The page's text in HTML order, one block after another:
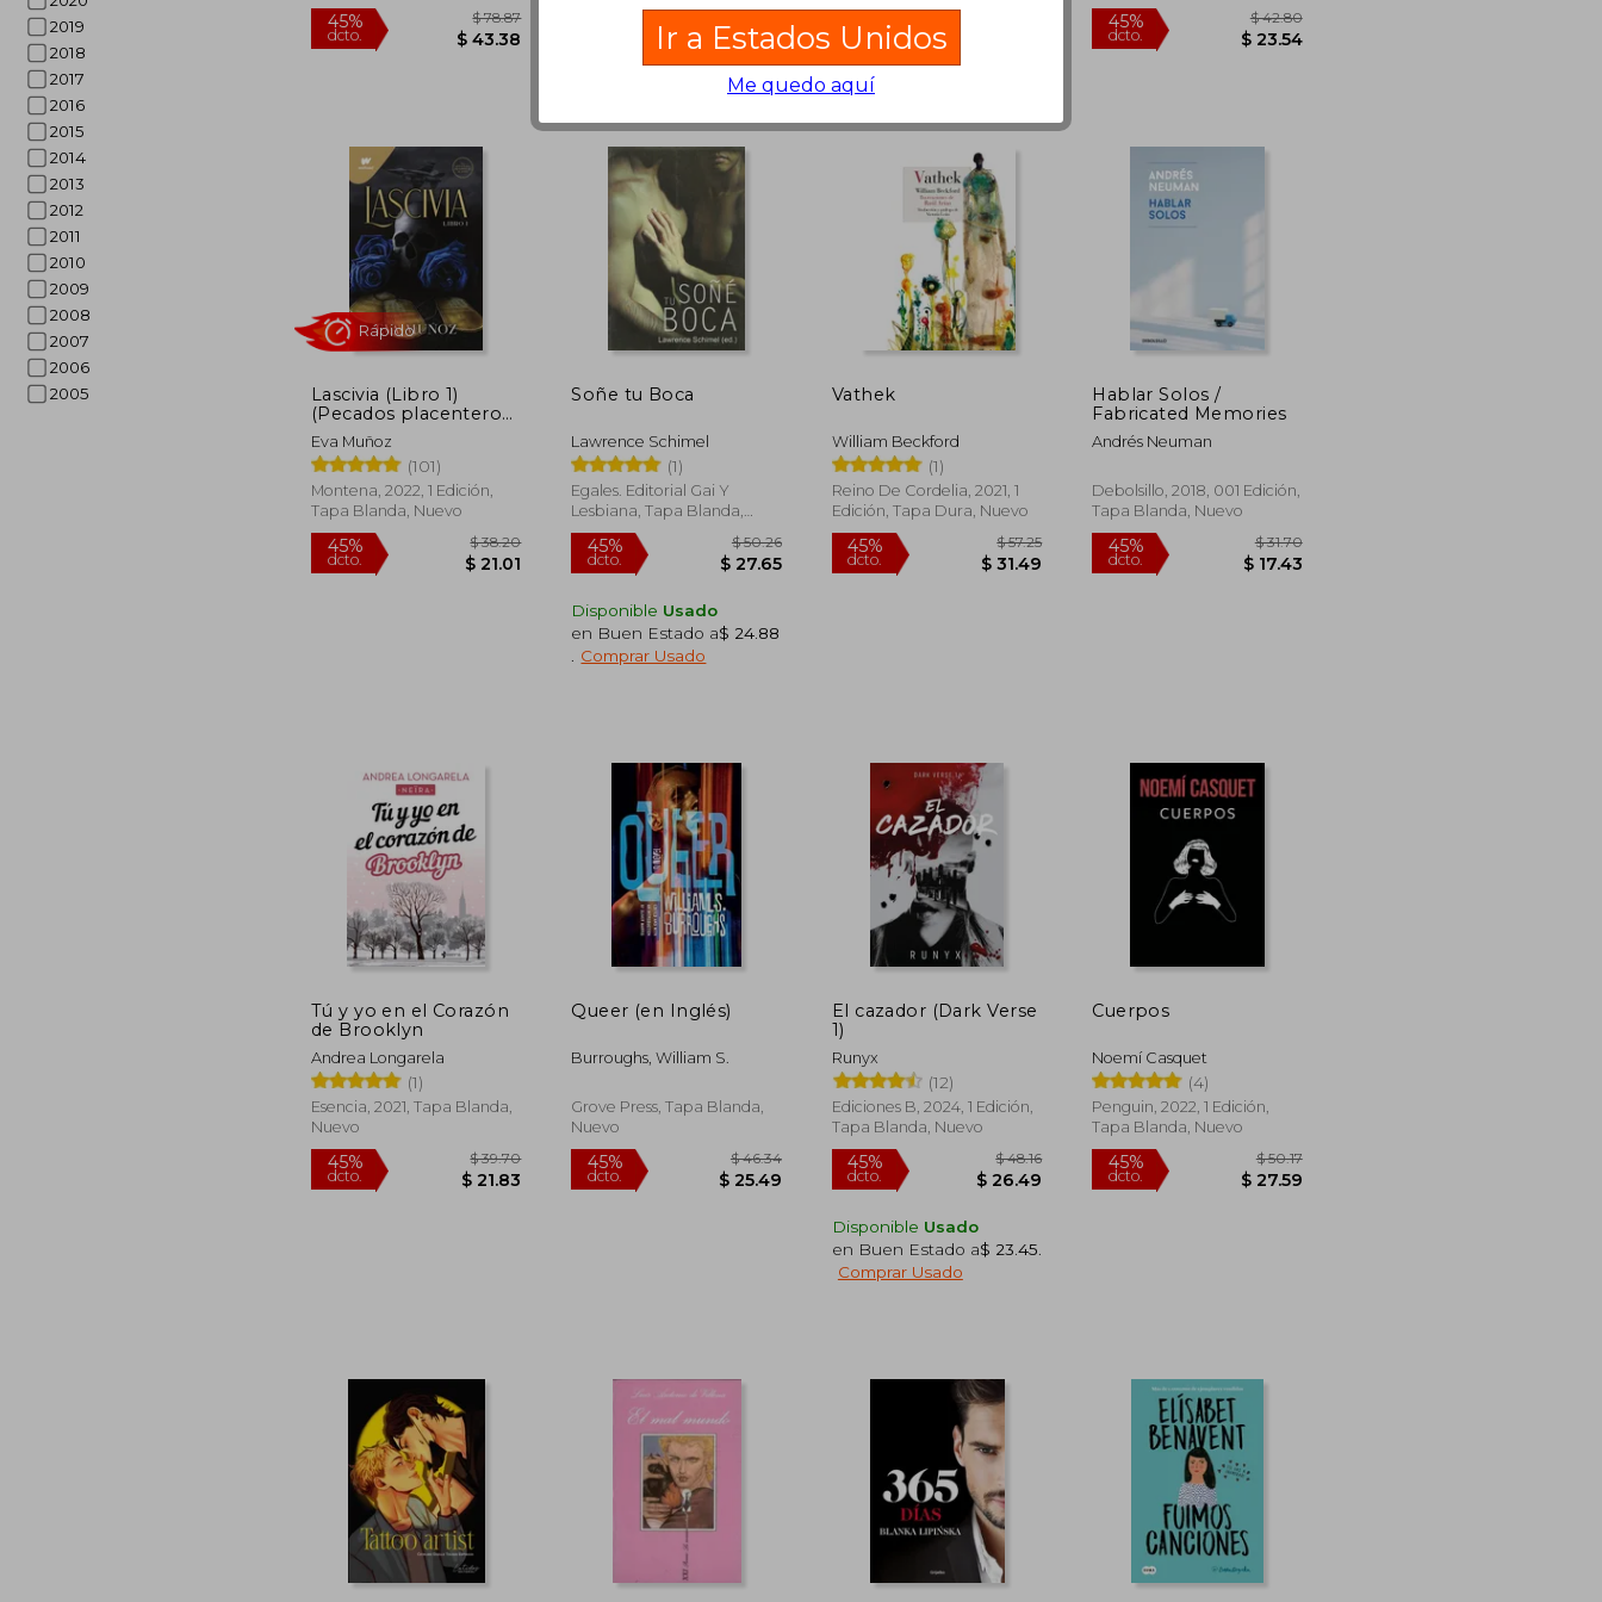
2019
2018
2017
2016
2015
2014
2013
2012
2011
2010
2009
2008
2007
2006
2005
45%
dcto.
45%
dcto.
40%
dcto. $ 22.31
45%
dcto.
Lascivia (Libro 1)
(Pecados placenteros
1)
Eva Muñoz
(101)
Montena, 2022, 1 Edición,
Tapa Blanda, Nuevo
45%
dcto.
Soñe tu Boca
Lawrence Schimel
(1)
Egales. Editorial Gai Y
Lesbiana, Tapa Blanda,
Nuevo
45%
dcto.
Disponible Usado
en Buen Estado a$ 24.88
Comprar Usado
Vathek
William Beckford
(1)
Reino De Cordelia, 2021, 1
Edición, Tapa Dura, Nuevo
45%
dcto. $ 31.49
Hablar Solos /
Fabricated Memories
Andrés Neuman
Debolsillo, 2018, 001 Edición,
Tapa Blanda, Nuevo
45%
dcto.
Tú y yo en el Corazón
de Brooklyn
Andrea Longarela
(1)
Esencia, 2021, Tapa Blanda,
Nuevo
45%
Queer (en Inglés)
Burroughs, William S.
Grove Press, Tapa Blanda,
Nuevo
45%
El cazador (Dark Verse
1)
Runyx
(12)
Ediciones B, 2024, 1 Edición,
Tapa Blanda, Nuevo
45% $ 48.16
Disponible Usado
en Buen Estado a$ 23.45
Comprar Usado
Cuerpos
Noemí Casquet
(4)
Penguin, 2022, 1 Edición,
Tapa Blanda, Nuevo
45%
Ir a Estados Unidos
Me quedo aquí